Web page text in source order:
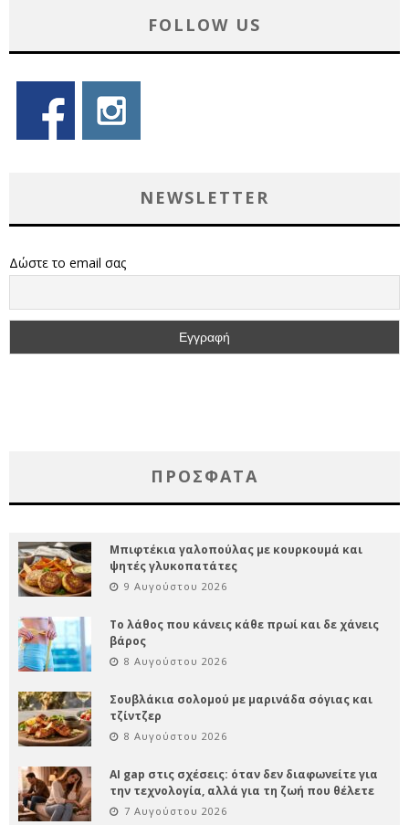
FOLLOW US
NEWSLETTER
Δώστε το email σας
ΠΡΌΣΦΑΤΑ
Μπιφτέκια γαλοπούλας με κουρκουμά και
ψητές γλυκοπατάτες
9 Αυγούστου 2026
Το λάθος που κάνεις κάθε πρωί και δε χάνεις
βάρος
8 Αυγούστου 2026
Σουβλάκια σολομού με μαρινάδα σόγιας και
τζίντζερ
8 Αυγούστου 2026
AI gap στις σχέσεις: όταν δεν διαφωνείτε για
την τεχνολογία, αλλά για τη ζωή που θέλετε
7 Αυγούστου 2026